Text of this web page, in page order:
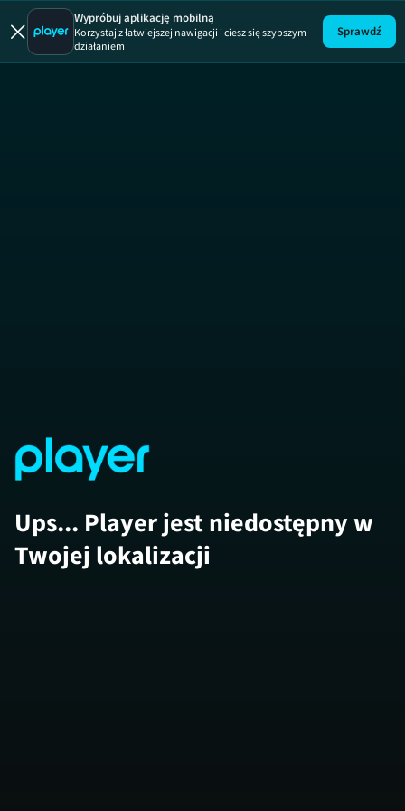
Gra o tron
Wypróbuj aplikację mobilną
Korzystaj z łatwiejszej nawigacji i ciesz się szybszym
działaniem
Sprawdź
Ups... Player jest niedostępny w
Twojej lokalizacji